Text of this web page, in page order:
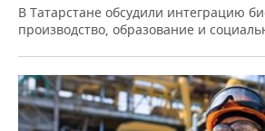
В Татарстане обсудили интеграцию
производство, образование и